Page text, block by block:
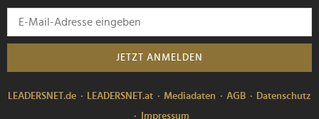
JETZT ANMELDEN
LEADERSNET.de LEADERSNET.at Mediadaten AGB
Datenschutz
Impressum